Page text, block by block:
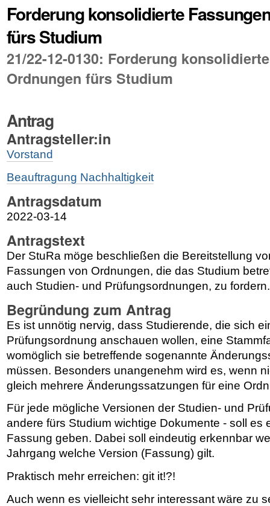
Forderung konsolidierte
fürs Studium
21/22-12-0130: Forderung
Ordnungen fürs Studium
Antrag
Antragsteller:in
Vorstand
Beauftragung Nachhaltigkeit
Antragsdatum
2022-03-14
Antragstext
Der StuRa möge beschließen die Bereitstellung
Fassungen von Ordnungen, die das Studium
auch Studien- und Prüfungsordnungen, zu fordern.
Begründung zum Antrag
Es ist unnötig nervig, dass Studierende, die sich
Prüfungsordnung anschauen wollen, eine
womöglich sie betreffende sogenannte
müssen. Besonders unangenehm wird es, wenn
gleich mehrere Änderungssatzungen für eine
Für jede mögliche Versionen der Studien- und
andere fürs Studium wichtige Dokumente - soll es
Fassung geben. Dabei soll eindeutig erkennbar
Jahrgang welche Version (Fassung) gilt.
Praktisch mehr erreichen: git it!?!
Auch wenn es vielleicht sehr interessant wäre zu